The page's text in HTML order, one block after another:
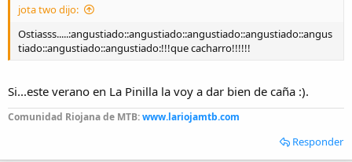
jota two dijo:
Ostiasss.....:angustiado::angustiado::angustiado::angustiado::angus
tiado::angustiado::angustiado:!!!que cacharro!!!!!!
Si...este verano en La Pinilla la voy a dar bien de caña :).
Comunidad Riojana de MTB:www.lariojamtb.com
Responder